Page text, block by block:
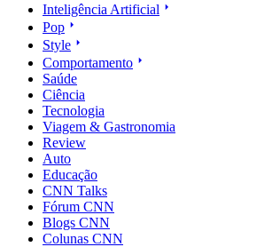
Inteligência Artificial
Pop
Style
Comportamento
Saúde
Ciência
Tecnologia
Viagem & Gastronomia
Review
Auto
Educação
CNN Talks
Fórum CNN
Blogs CNN
Colunas CNN